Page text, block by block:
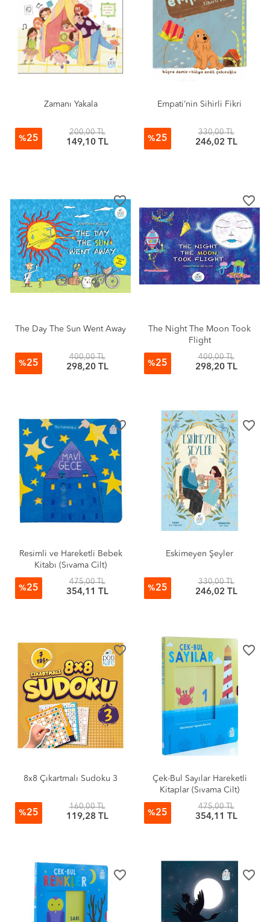
Zamanı Yakala
%25
200,00 TL
149,10 TL
Empati’nin Sihirli Fikri
%25
330,00 TL
246,02 TL
favorite_border
The Day The Sun Went Away
%25
400,00 TL
298,20 TL
favorite_border
The Night The Moon Took
Flight
%25
400,00 TL
298,20 TL
favorite_border
Resimli ve Hareketli Bebek
Kitabı (Sıvama Cilt)
%25
475,00 TL
354,11 TL
favorite_border
Eskimeyen Şeyler
%25
330,00 TL
246,02 TL
favorite_border
8x8 Çıkartmalı Sudoku 3
%25
160,00 TL
119,28 TL
favorite_border
Çek-Bul Sayılar Hareketli
Kitaplar (Sıvama Cilt)
%25
475,00 TL
354,11 TL
favorite_border favorite_border